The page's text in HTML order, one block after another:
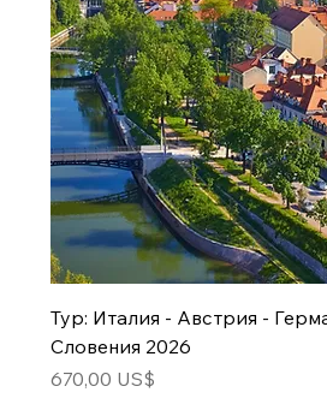
Тур: Италия - Австрия -
Словения 2026
Цена
670,00 US$